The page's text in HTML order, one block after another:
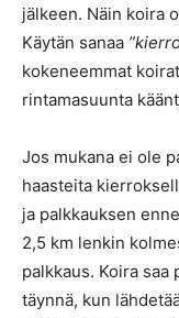
jälkeen. Näin koira
Käytän sanaa
kokeneemmat
rintamasuunta
Jos mukana ei ole
haasteita
ja palkkauksen
2,5 km lenkin
palkkaus. Koira
täynnä, kun